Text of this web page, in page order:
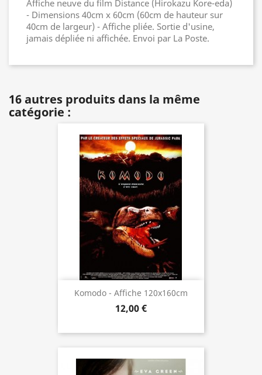
Affiche neuve du film Distance (Hirokazu Kore-eda)
- Dimensions 40cm x 60cm (60cm de hauteur sur
40cm de largeur) - Affiche pliée. Sortie d'usine,
jamais dépliée ni affichée. Envoi par La Poste.
16 autres produits dans la même
catégorie :
Komodo - Affiche 120x160cm
12,00 €